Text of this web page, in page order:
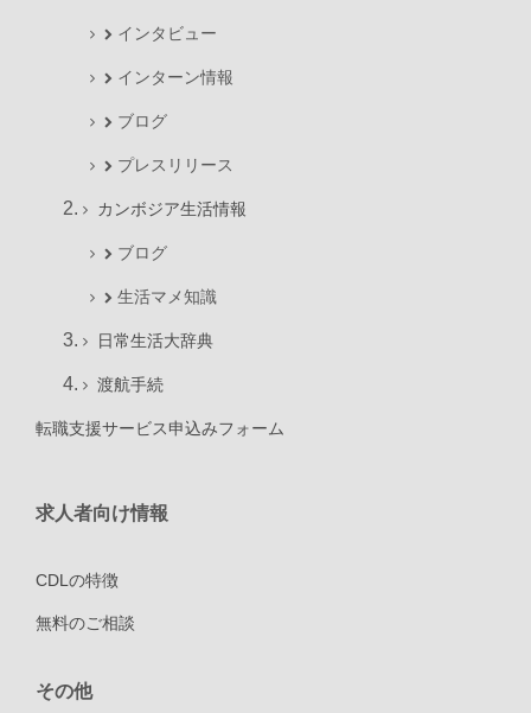
インタビュー
インターン情報
ブログ
プレスリリース
カンボジア生活情報
ブログ
生活マメ知識
日常生活大辞典
渡航手続
転職支援サービス申込みフォーム
求人者向け情報
CDLの特徴
無料のご相談
その他